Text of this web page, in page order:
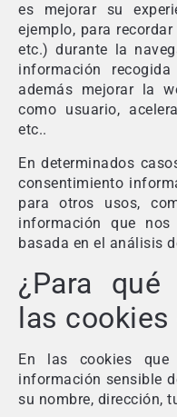
es mejorar su
ejemplo, para
etc.) durante la
información
además mejorar la
como usuario,
etc..
En determinados
consentimiento
para otros usos,
información que
basada en el análisis
¿Para
las cookies
En las cookies que
información sensible
su nombre, dirección,